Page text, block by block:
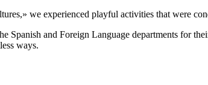
we experienced playful activities that were
Spanish and Foreign Language departments for
ways.